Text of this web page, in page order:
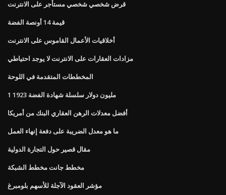
قرض شخصي شخصي مستأجر على الانترنت
قيمة 14 أونصة الفضة
أخلاقيات الأعمال القاموس على الانترنت
مزادات العقارات على الانترنت لا يوجد احتياطي
المخططات المتقدمة في اللوحة
1 مليون دولار سلسلة شهادة الفضة 1923
أفضل معدلات الرهن العقاري البنك من أمريكا
ما هو معدل الضريبة على دفعة إنهاء العمل
مقال قصير حول التجارة الدولية
مخطط جانت مخطط الشبكة
مؤشر العقود الآجلة للأسهم بلومبرغ